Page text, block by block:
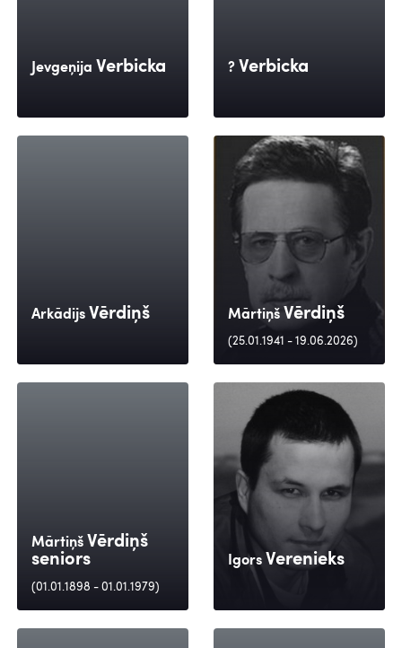
Jevgeņija Verbicka ? Verbicka
Arkādijs Vērdiņš Mārtiņš Vērdiņš
(25.01.1941 - 19.06.2026)
Mārtiņš Vērdiņš
seniors
(01.01.1898 - 01.01.1979)
Igors Verenieks